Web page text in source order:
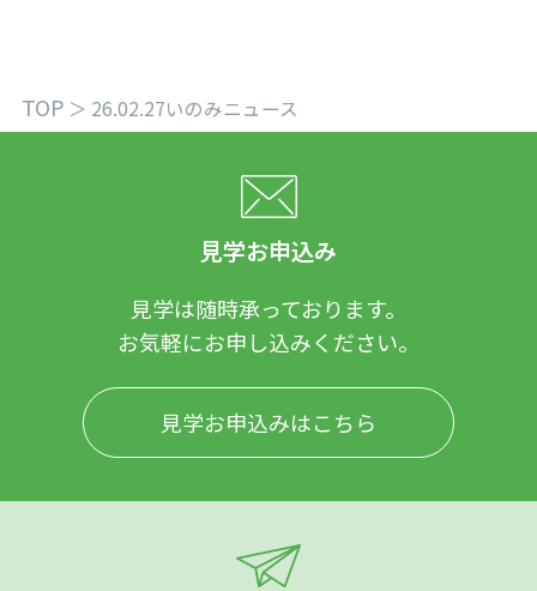
TOP ＞ 26.02.27いのみニュース
見学お申込み
見学は随時承っております。
お気軽にお申し込みください。
見学お申込みはこちら